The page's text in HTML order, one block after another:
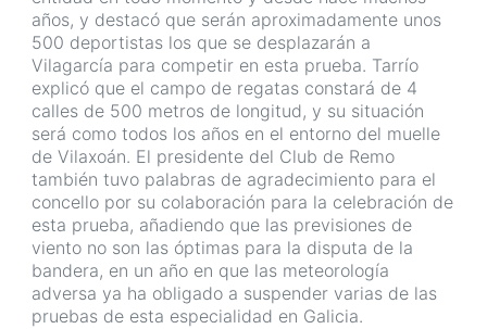
años, y destacó que serán aproximadamente unos
500 deportistas los que se desplazarán a
Vilagarcía para competir en esta prueba. Tarrío
explicó que el campo de regatas constará de 4
calles de 500 metros de longitud, y su situación
será como todos los años en el entorno del muelle
de Vilaxoán. El presidente del Club de Remo
también tuvo palabras de agradecimiento para el
concello por su colaboración para la celebración de
esta prueba, añadiendo que las previsiones de
viento no son las óptimas para la disputa de la
bandera, en un año en que las meteorología
adversa ya ha obligado a suspender varias de las
pruebas de esta especialidad en Galicia.